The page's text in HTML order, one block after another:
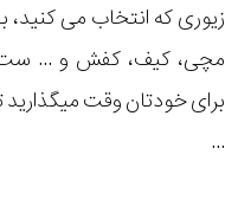
زیوری که انتخاب می
مچی، کیف، کفش و ... ست
برای خودتان وقت میگذارید
...